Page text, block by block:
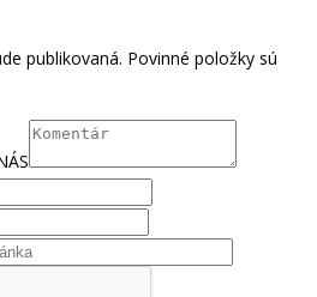
publikovaná. Povinné položky sú